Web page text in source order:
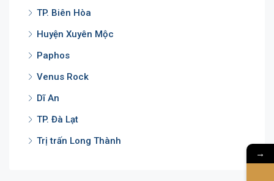
TP. Biên Hòa
Huyện Xuyên Mộc
Paphos
Venus Rock
Dĩ An
TP. Đà Lạt
Trị trấn Long Thành
→